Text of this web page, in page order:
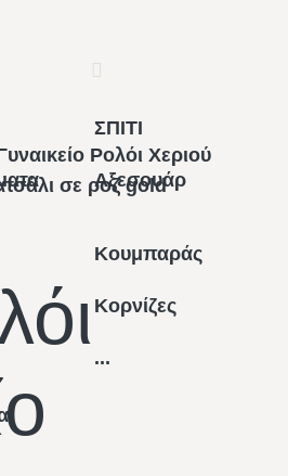
ΣΠΙΤΙ
Αξεσουάρ
Κουμπαράς
Κορνίζες
...
Ρολόι Χεριού
σε ροζ gold